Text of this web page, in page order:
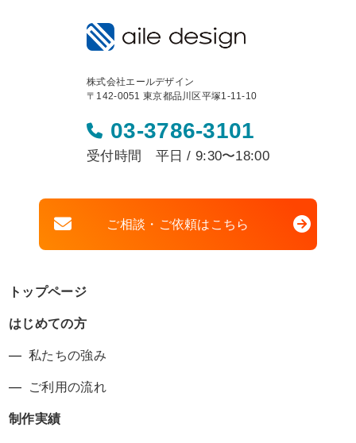
株式会社エールデザイン
〒142-0051 東京都品川区平塚1-11-10
03-3786-3101
受付時間 平日 / 9:30〜18:00
ご相談・ご依頼はこちら
トップページ
はじめての方
私たちの強み
ご利用の流れ
制作実績